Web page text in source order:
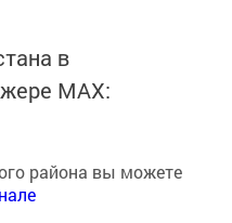
в
MАХ:
района вы можете